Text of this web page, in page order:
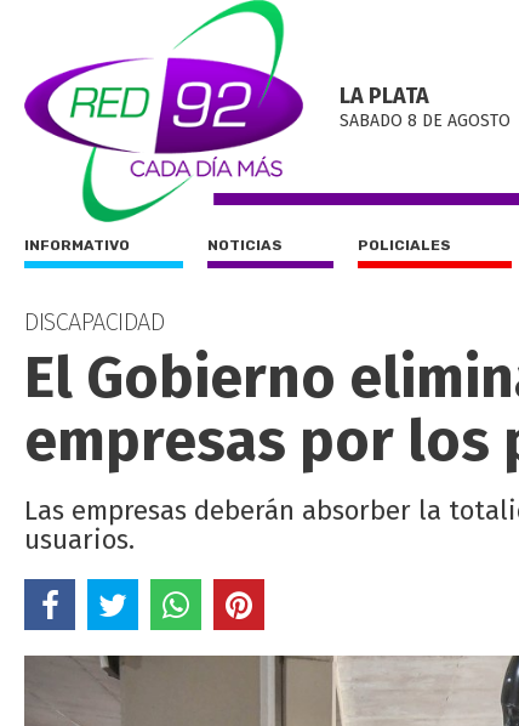
LA PLATA
SABADO 8 DE AGOSTO
INFORMATIVO NOTICIAS POLICIALES
DISCAPACIDAD
El Gobierno
empresas por los
Las empresas deberán absorber la
usuarios.